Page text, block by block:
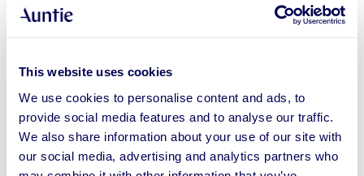
This website uses cookies
We use cookies to personalise content and ads, to
provide social media features and to analyse our traffic.
We also share information about your use of our site with
our social media, advertising and analytics partners who
Kokemusten jakamisella ja koulutuksella on siksi
tärkeä rooli mielenterveysongelmien
ehkäisemisessä.
Tutkimuksessa hyödynnettiin joidenkin Auntien
asiakasyritysten kokemuksia mielen
hyvinvointipalveluiden käytöstä ja mukana oli myös